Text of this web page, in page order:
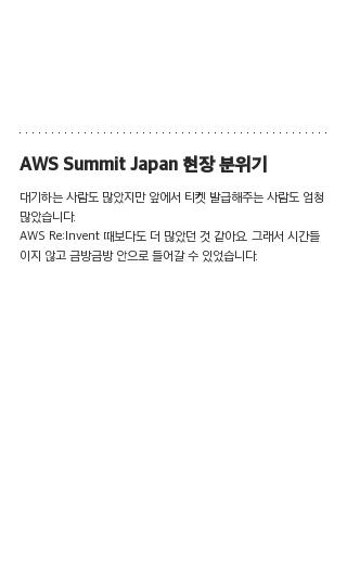
AWS Summit Japan 현장 분위기
대기하는 사람도 많았지만 앞에서 티켓 발급해주는 사람도 엄청
많았습니다.
AWS Re:Invent 때보다도 더 많았던 것 같아요. 그래서 시간들
이지 않고 금방금방 안으로 들어갈 수 있었습니다.